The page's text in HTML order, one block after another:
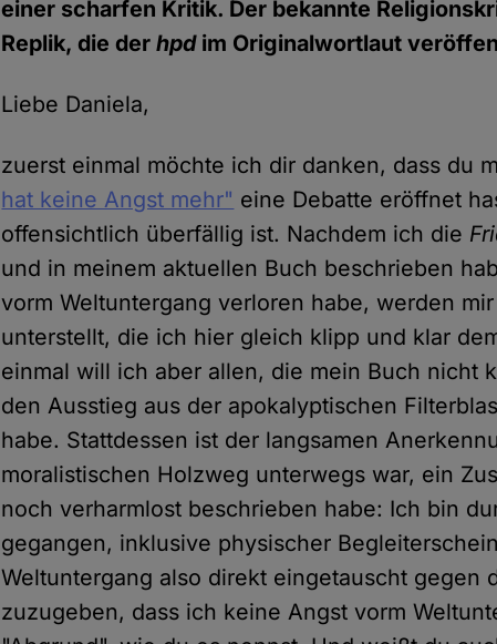
einer scharfen Kritik. Der bekannte
Replik, die derhpdim Originalwortlaut
Liebe Daniela,
zuerst einmal möchte ich dir danken, dass du
hat keine Angst mehr" eine Debatte eröffnet
offensichtlich überfällig ist. Nachdem ich die
und in meinem aktuellen Buch beschrieben
vorm Weltuntergang verloren habe, werden
unterstellt, die ich hier gleich klipp und klar
einmal will ich aber allen, die mein Buch nicht
den Ausstieg aus der apokalyptischen
habe. Stattdessen ist der langsamen
moralistischen Holzweg unterwegs war, ein
noch verharmlost beschrieben habe: Ich bin
gegangen, inklusive physischer
Weltuntergang also direkt eingetauscht gegen
zuzugeben, dass ich keine Angst vorm